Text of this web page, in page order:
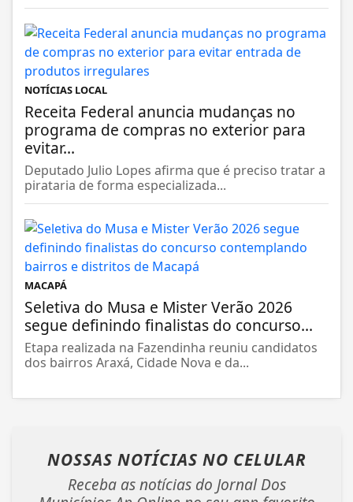
NOTÍCIAS LOCAL
Receita Federal anuncia mudanças no
programa de compras no exterior para
evitar...
Deputado Julio Lopes afirma que é preciso tratar a
pirataria de forma especializada...
MACAPÁ
Seletiva do Musa e Mister Verão 2026
segue definindo finalistas do concurso...
Etapa realizada na Fazendinha reuniu candidatos
dos bairros Araxá, Cidade Nova e da...
NOSSAS NOTÍCIAS NO CELULAR
Receba as notícias do Jornal Dos